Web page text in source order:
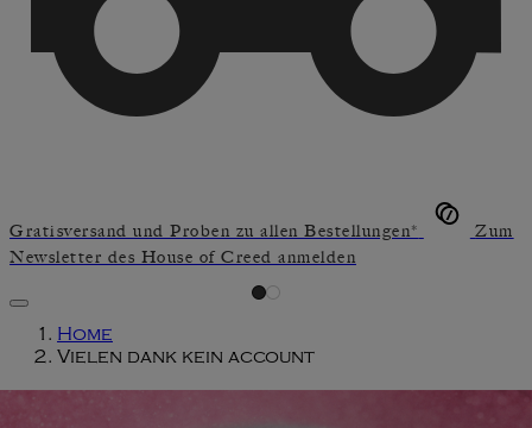
Gratisversand und Proben zu allen Bestellungen*
Zum
Newsletter des House of Creed anmelden
Home
Vielen dank kein account